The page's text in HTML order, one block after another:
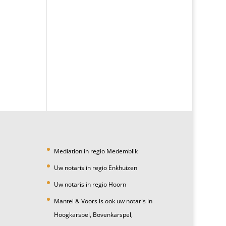
Mediation in regio Medemblik
Uw notaris in regio Enkhuizen
Uw notaris in regio Hoorn
Mantel & Voors is ook uw notaris in
Hoogkarspel, Bovenkarspel,